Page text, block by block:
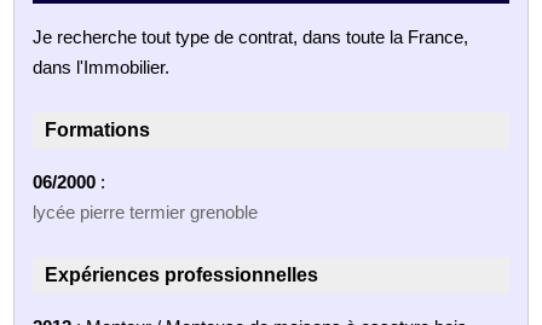
Je recherche tout type de contrat, dans toute la France,
dans l'Immobilier.
Formations
06/2000 :
lycée pierre termier grenoble
Expériences professionnelles